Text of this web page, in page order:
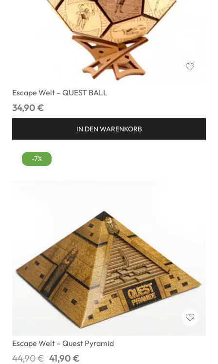
Escape Welt – QUEST BALL
34,90 €
IN DEN WARENKORB
-7%
Escape Welt – Quest Pyramid
44,90€ 41,90 €